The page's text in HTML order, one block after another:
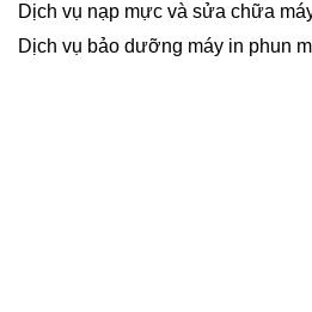
Dịch vụ nạp mực và sửa chữa
Dịch vụ bảo dưỡng máy in phun